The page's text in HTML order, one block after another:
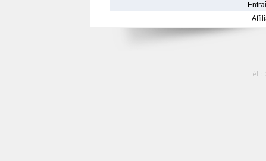
tél :